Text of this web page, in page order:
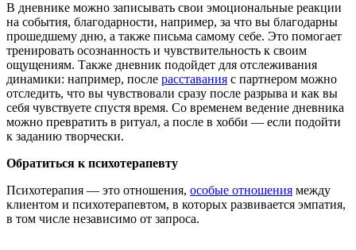
В дневнике можно записывать свои эмоциональные реакции
на события, благодарности, например, за что вы благодарны
прошедшему дню, а также письма самому себе. Это помогает
тренировать осознанность и чувствительность к своим
ощущениям. Также дневник подойдет для отслеживания
динамики: например, после расставания с партнером можно
отследить, что вы чувствовали сразу после разрыва и как вы
себя чувствуете спустя время. Со временем ведение дневника
можно превратить в ритуал, а после в хобби — если подойти
к заданию творчески.
Обратиться к психотерапевту
Психотерапия — это отношения, особые отношения между
клиентом и психотерапевтом, в которых развивается эмпатия,
в том числе независимо от запроса.